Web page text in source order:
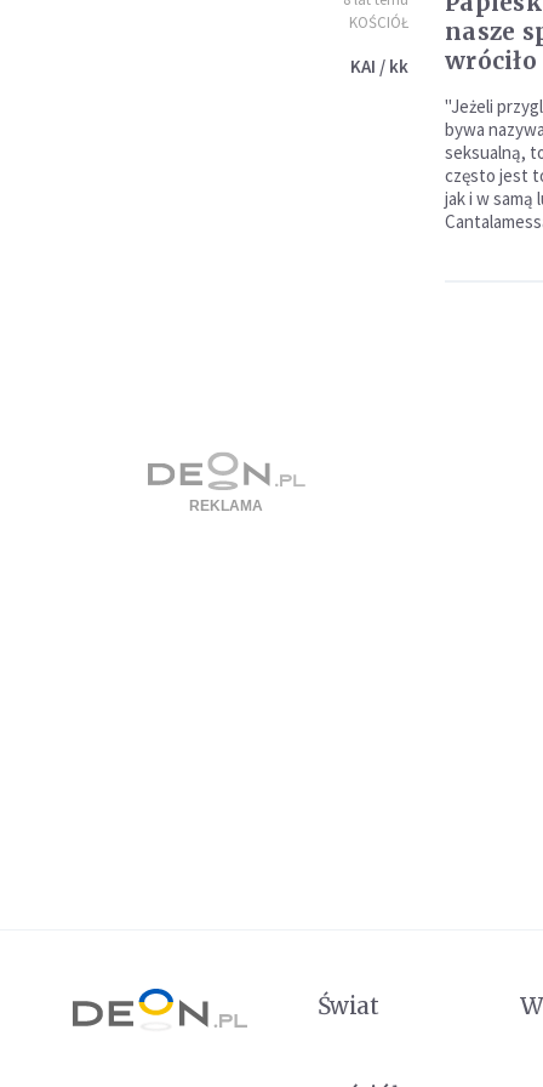
KOŚCIÓŁ
KAI / kk
nasze
"Jeżeli
bywa
seksualną,
często jest
jak i w samą
Świat